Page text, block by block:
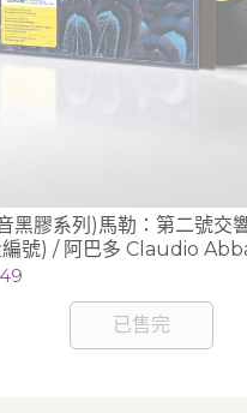
黑膠系列)馬勒：第二號交
編號) / 阿巴多 Claudio
響樂團
已售完